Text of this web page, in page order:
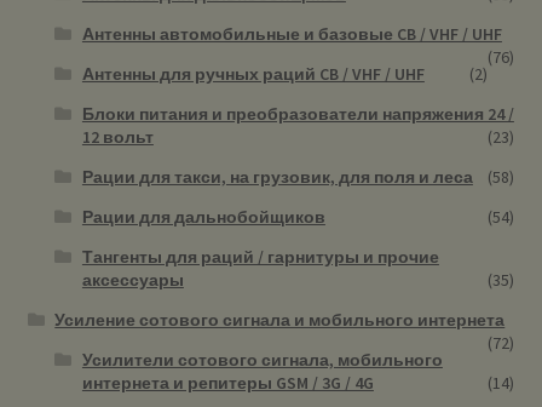
Антенны автомобильные и базовые CB / VHF / UHF
(76)
Антенны для ручных раций CB / VHF / UHF
(2)
Блоки питания и преобразователи напряжения 24 /
12 вольт
(23)
Рации для такси, на грузовик, для поля и леса
(58)
Рации для дальнобойщиков
(54)
Тангенты для раций / гарнитуры и прочие
аксессуары
(35)
Усиление сотового сигнала и мобильного интернета
(72)
Усилители сотового сигнала, мобильного
интернета и репитеры GSM / 3G / 4G
(14)